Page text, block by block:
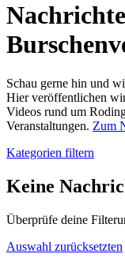
Schau gerne hin und
Hier veröffentlichen
Videos rund um
Veranstaltungen. Zum
Kategorien filtern
Keine
Überprüfe deine
Auswahl zurücksetzten